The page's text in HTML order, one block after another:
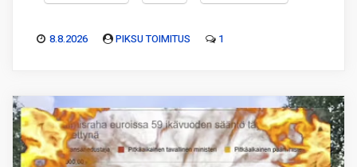
8.8.2026 PIKSU TOIMITUS 1